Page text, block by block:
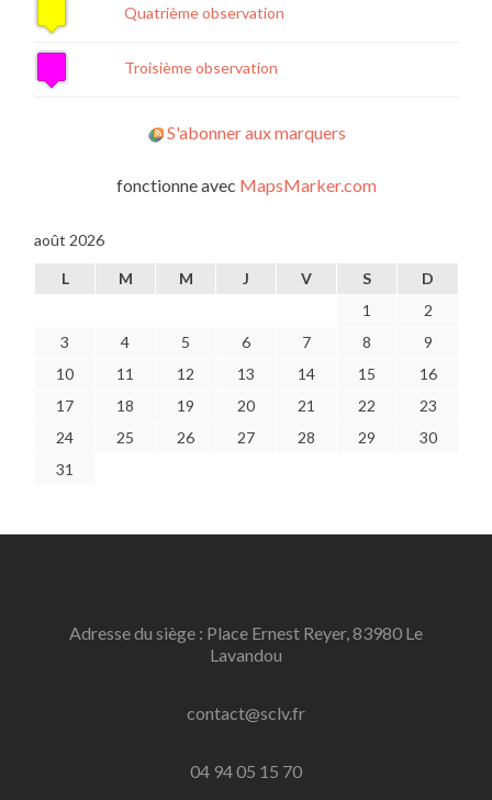
Quatrième observation
Troisième observation
S'abonner aux marquers
fonctionne avec MapsMarker.com
août 2026
L M M J V S
D
1
2
3
4 5 6 7 8
9
10
11 12 13 14 15
16
17
18 19 20 21 22
23
24
25 26 27 28 29
30
31
Adresse du siège : Place Ernest Reyer, 83980 Le
Lavandou
contact@sclv.fr
04 94 05 15 70